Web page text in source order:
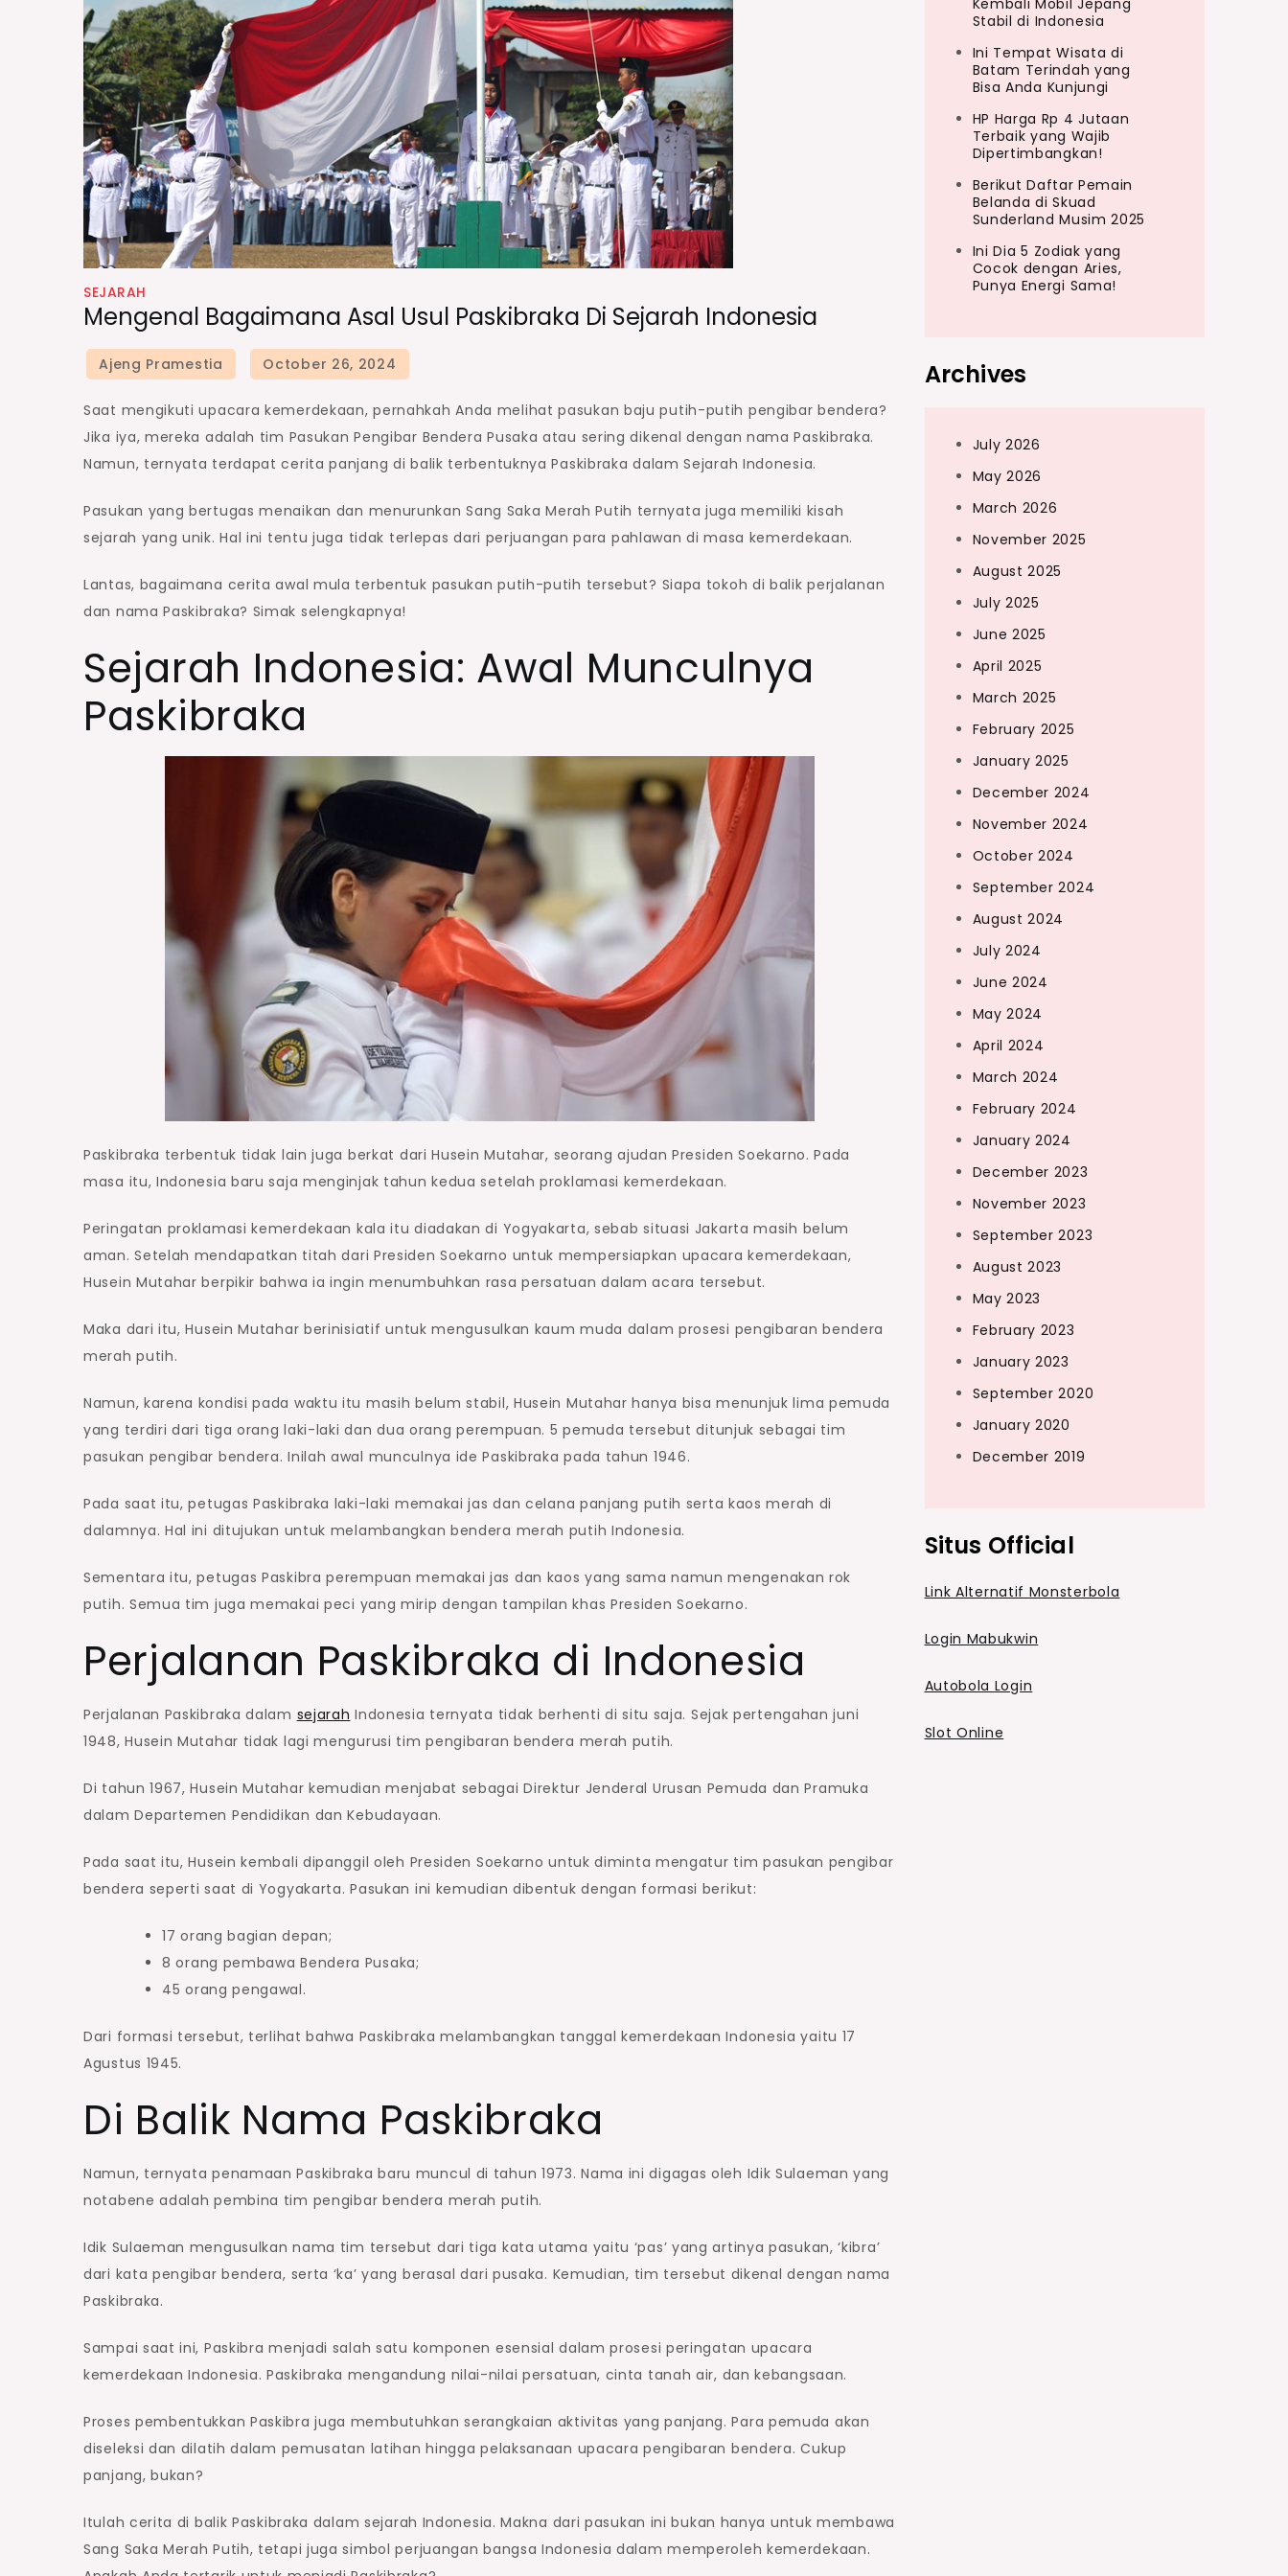
SEJARAH
Mengenal Bagaimana Asal Usul Paskibraka Di Sejarah Indonesia
Saat mengikuti upacara kemerdekaan, pernahkah Anda melihat pasukan baju putih-putih pengibar bendera?
Jika iya, mereka adalah tim Pasukan Pengibar Bendera Pusaka atau sering dikenal dengan nama Paskibraka.
Namun, ternyata terdapat cerita panjang di balik terbentuknya Paskibraka dalam Sejarah Indonesia.
Pasukan yang bertugas menaikan dan menurunkan Sang Saka Merah Putih ternyata juga memiliki kisah
sejarah yang unik. Hal ini tentu juga tidak terlepas dari perjuangan para pahlawan di masa kemerdekaan.
Lantas, bagaimana cerita awal mula terbentuk pasukan putih-putih tersebut? Siapa tokoh di balik perjalanan
dan nama Paskibraka? Simak selengkapnya!
Sejarah Indonesia: Awal Munculnya
Paskibraka
Paskibraka terbentuk tidak lain juga berkat dari Husein Mutahar, seorang ajudan Presiden Soekarno. Pada
masa itu, Indonesia baru saja menginjak tahun kedua setelah proklamasi kemerdekaan.
Peringatan proklamasi kemerdekaan kala itu diadakan di Yogyakarta, sebab situasi Jakarta masih belum
aman. Setelah mendapatkan titah dari Presiden Soekarno untuk mempersiapkan upacara kemerdekaan,
Husein Mutahar berpikir bahwa ia ingin menumbuhkan rasa persatuan dalam acara tersebut.
Maka dari itu, Husein Mutahar berinisiatif untuk mengusulkan kaum muda dalam prosesi pengibaran bendera
merah putih.
Namun, karena kondisi pada waktu itu masih belum stabil, Husein Mutahar hanya bisa menunjuk lima pemuda
yang terdiri dari tiga orang laki-laki dan dua orang perempuan. 5 pemuda tersebut ditunjuk sebagai tim
pasukan pengibar bendera. Inilah awal munculnya ide Paskibraka pada tahun 1946.
Pada saat itu, petugas Paskibraka laki-laki memakai jas dan celana panjang putih serta kaos merah di
dalamnya. Hal ini ditujukan untuk melambangkan bendera merah putih Indonesia.
Sementara itu, petugas Paskibra perempuan memakai jas dan kaos yang sama namun mengenakan rok
putih. Semua tim juga memakai peci yang mirip dengan tampilan khas Presiden Soekarno.
Perjalanan Paskibraka di Indonesia
Perjalanan Paskibraka dalam sejarah Indonesia ternyata tidak berhenti di situ saja. Sejak pertengahan juni
1948, Husein Mutahar tidak lagi mengurusi tim pengibaran bendera merah putih.
Di tahun 1967, Husein Mutahar kemudian menjabat sebagai Direktur Jenderal Urusan Pemuda dan Pramuka
dalam Departemen Pendidikan dan Kebudayaan.
Pada saat itu, Husein kembali dipanggil oleh Presiden Soekarno untuk diminta mengatur tim pasukan pengibar
bendera seperti saat di Yogyakarta. Pasukan ini kemudian dibentuk dengan formasi berikut:
17 orang bagian depan;
8 orang pembawa Bendera Pusaka;
45 orang pengawal.
Dari formasi tersebut, terlihat bahwa Paskibraka melambangkan tanggal kemerdekaan Indonesia yaitu 17
Agustus 1945.
Di Balik Nama Paskibraka
Namun, ternyata penamaan Paskibraka baru muncul di tahun 1973. Nama ini digagas oleh Idik Sulaeman yang
notabene adalah pembina tim pengibar bendera merah putih.
Idik Sulaeman mengusulkan nama tim tersebut dari tiga kata utama yaitu ‘pas’ yang artinya pasukan, ‘kibra’
dari kata pengibar bendera, serta ‘ka’ yang berasal dari pusaka. Kemudian, tim tersebut dikenal dengan nama
Paskibraka.
Sampai saat ini, Paskibra menjadi salah satu komponen esensial dalam prosesi peringatan upacara
kemerdekaan Indonesia. Paskibraka mengandung nilai-nilai persatuan, cinta tanah air, dan kebangsaan.
Proses pembentukkan Paskibra juga membutuhkan serangkaian aktivitas yang panjang. Para pemuda akan
diseleksi dan dilatih dalam pemusatan latihan hingga pelaksanaan upacara pengibaran bendera. Cukup
panjang, bukan?
Itulah cerita di balik Paskibraka dalam sejarah Indonesia. Makna dari pasukan ini bukan hanya untuk membawa
Sang Saka Merah Putih, tetapi juga simbol perjuangan bangsa Indonesia dalam memperoleh kemerdekaan.
Kembali Mobil Jepang
Stabil di Indonesia
Ini Tempat Wisata di
Batam Terindah yang
Bisa Anda Kunjungi
HP Harga Rp 4 Jutaan
Terbaik yang Wajib
Dipertimbangkan!
Berikut Daftar Pemain
Belanda di Skuad
Sunderland Musim 2025
Ini Dia 5 Zodiak yang
Cocok dengan Aries,
Punya Energi Sama!
Archives
July 2026
May 2026
March 2026
November 2025
August 2025
July 2025
June 2025
April 2025
March 2025
February 2025
January 2025
December 2024
November 2024
October 2024
September 2024
August 2024
July 2024
June 2024
May 2024
April 2024
March 2024
February 2024
January 2024
December 2023
November 2023
September 2023
August 2023
May 2023
February 2023
January 2023
September 2020
January 2020
December 2019
Situs Official
Link Alternatif Monsterbola
Login Mabukwin
Autobola Login
Slot Online